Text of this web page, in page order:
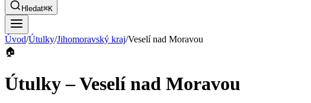
Hledat⌘K
Úvod/Útulky/Jihomoravský kraj/Veselí nad Moravou
🏠
Útulky – Veselí nad Moravou